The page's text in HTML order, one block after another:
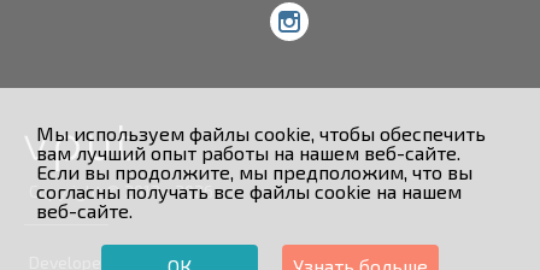
Мы используем файлы cookie, чтобы обеспечить
вам лучший опыт работы на нашем веб-сайте.
Если вы продолжите, мы предположим, что вы
согласны получать все файлы cookie на нашем
веб-сайте.
ОК Узнать больше
Copyright © 2013 - 2026